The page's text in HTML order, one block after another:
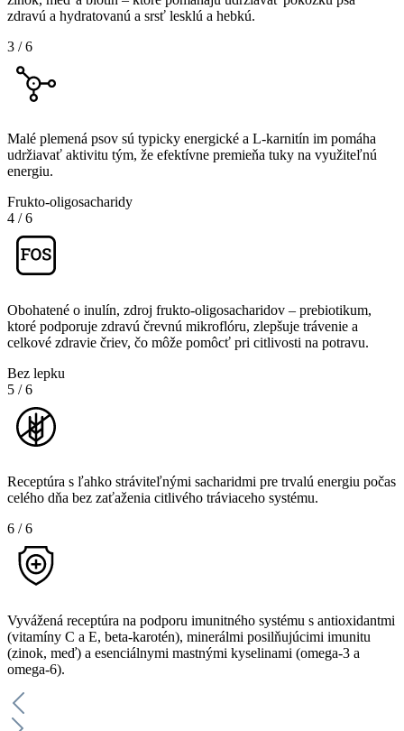
zdravú a hydratovanú a srsť lesklú a hebkú.
3 /6
Malé plemená psov sú typicky energické a L-karnitín im pomáha
udržiavať aktivitu tým, že efektívne premieňa tuky na využiteľnú
energiu.
Frukto-oligosacharidy
4 /6
Obohatené o inulín, zdroj frukto-oligosacharidov – prebiotikum,
ktoré podporuje zdravú črevnú mikroflóru, zlepšuje trávenie a
celkové zdravie čriev, čo môže pomôcť pri citlivosti na potravu.
Bez lepku
5 /6
Receptúra s ľahko stráviteľnými sacharidmi pre trvalú energiu počas
celého dňa bez zaťaženia citlivého tráviaceho systému.
6 /6
Vyvážená receptúra na podporu imunitného systému s antioxidantmi
(vitamíny C a E, beta-karotén), minerálmi posilňujúcimi imunitu
(zinok, meď) a esenciálnymi mastnými kyselinami (omega-3 a
omega-6).